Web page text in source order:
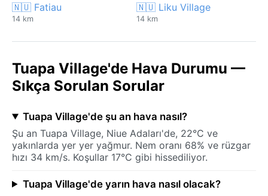
🇳🇺 Fatiau
14 km
🇳🇺 Liku Village
14 km
Tuapa Village'de Hava Durumu —
Sıkça Sorulan Sorular
Tuapa Village'de şu an hava nasıl?
Şu an Tuapa Village, Niue Adaları'de, 22°C ve
yakınlarda yer yer yağmur. Nem oranı 68% ve rüzgar
hızı 34 km/s. Koşullar 17°C gibi hissediliyor.
Tuapa Village'de yarın hava nasıl olacak?